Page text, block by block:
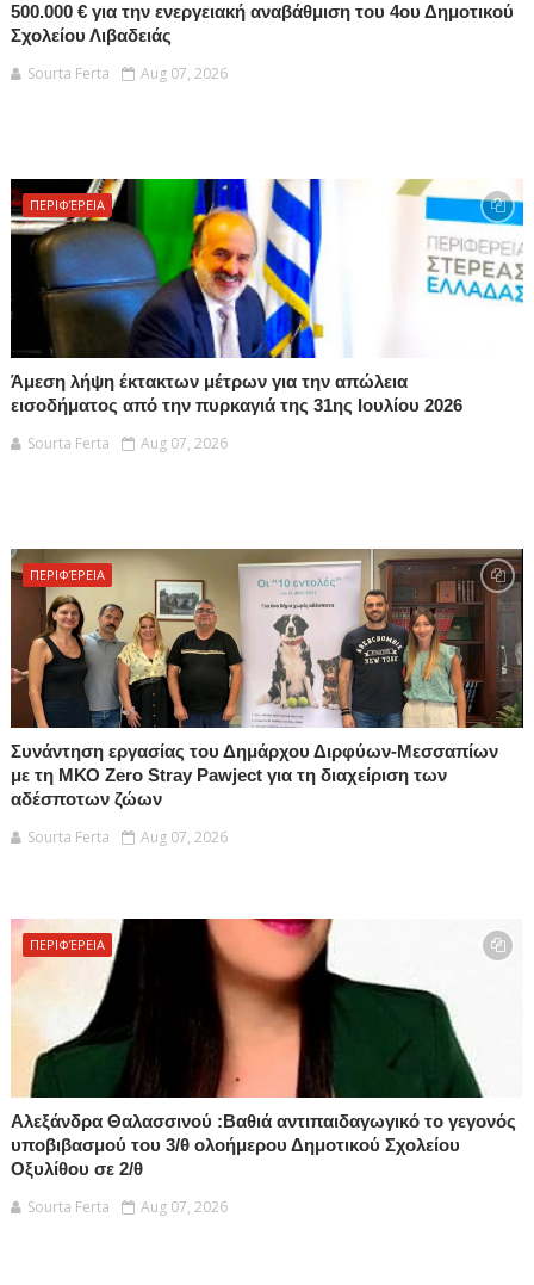
500.000 € για την ενεργειακή αναβάθμιση του 4ου Δημοτικού
Σχολείου Λιβαδειάς
Sourta Ferta
Aug 07, 2026
ΠΕΡΙΦΈΡΕΙΑ
Άμεση λήψη έκτακτων μέτρων για την απώλεια
εισοδήματος από την πυρκαγιά της 31ης Ιουλίου 2026
Sourta Ferta
Aug 07, 2026
ΠΕΡΙΦΈΡΕΙΑ
Συνάντηση εργασίας του Δημάρχου Διρφύων-Μεσσαπίων
με τη ΜΚΟ Zero Stray Pawject για τη διαχείριση των
αδέσποτων ζώων
Sourta Ferta
Aug 07, 2026
ΠΕΡΙΦΈΡΕΙΑ
Αλεξάνδρα Θαλασσινού :Βαθιά αντιπαιδαγωγικό το γεγονός
υποβιβασμού του 3/θ ολοήμερου Δημοτικού Σχολείου
Οξυλίθου σε 2/θ
Sourta Ferta
Aug 07, 2026